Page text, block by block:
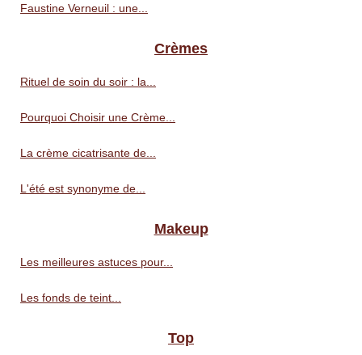
Faustine Verneuil : une...
Crèmes
Rituel de soin du soir : la...
Pourquoi Choisir une Crème...
La crème cicatrisante de...
L'été est synonyme de...
Makeup
Les meilleures astuces pour...
Les fonds de teint...
Top